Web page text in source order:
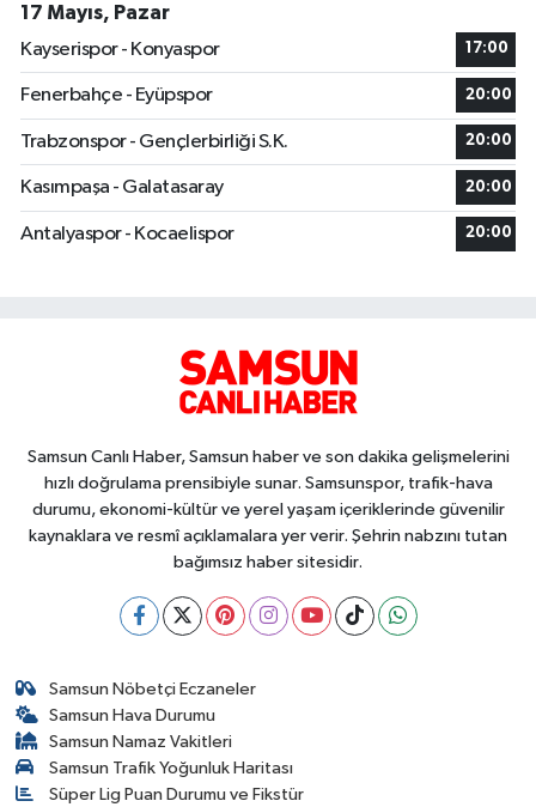
17 Mayıs, Pazar
Kayserispor - Konyaspor
17:00
Fenerbahçe - Eyüpspor 20:00
Trabzonspor - Gençlerbirliği S.K. 20:00
Kasımpaşa - Galatasaray 20:00
Antalyaspor - Kocaelispor 20:00
Samsun Canlı Haber, Samsun haber ve son dakika gelişmelerini
hızlı doğrulama prensibiyle sunar. Samsunspor, trafik-hava
durumu, ekonomi-kültür ve yerel yaşam içeriklerinde güvenilir
kaynaklara ve resmî açıklamalara yer verir. Şehrin nabzını tutan
bağımsız haber sitesidir.
Samsun Nöbetçi Eczaneler
Samsun Hava Durumu
Samsun Namaz Vakitleri
Samsun Trafik Yoğunluk Haritası
Süper Lig Puan Durumu ve Fikstür